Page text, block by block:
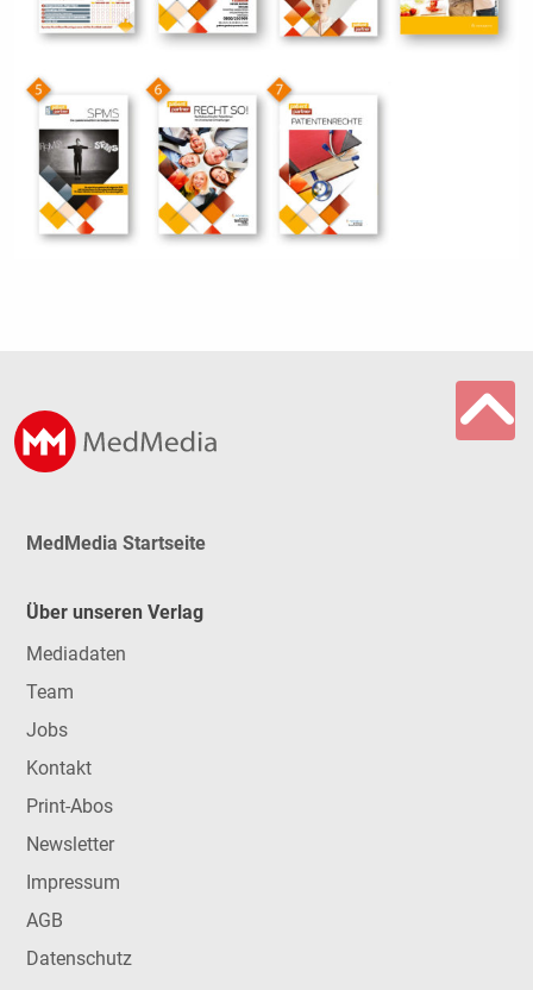
MedMedia Startseite
Über unseren Verlag
Mediadaten
Team
Jobs
Kontakt
Print-Abos
Newsletter
Impressum
AGB
Datenschutz